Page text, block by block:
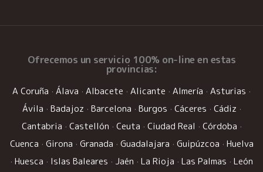
Ofrecemos un servicio 100% on-line en estas
provincias:
A Coruña · Álava · Albacete · Alicante · Almería · Asturias ·
Ávila · Badajoz · Barcelona · Burgos · Cáceres · Cádiz ·
Cantabria · Castellón · Ceuta · Ciudad Real · Córdoba ·
Cuenca · Girona · Granada · Guadalajara · Guipúzcoa · Huelva
· Huesca · Islas Baleares · Jaén · La Rioja · Las Palmas · León